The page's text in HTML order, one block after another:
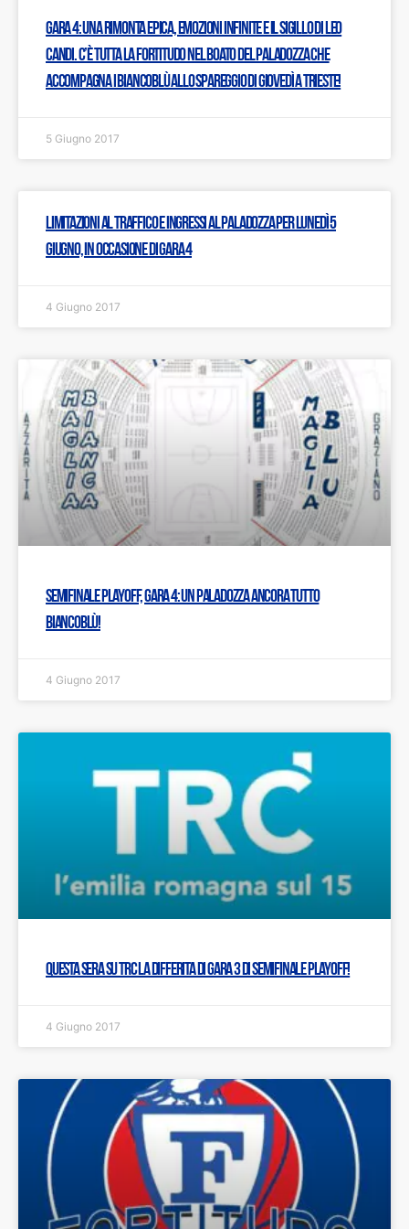
Gara 4: Una rimonta epica, emozioni infinite e il sigillo di Leo
Candi. C’è tutta la Fortitudo nel boato del PalaDozza che
accompagna i biancoblù allo spareggio di giovedì a Trieste!
5 Giugno 2017
Limitazioni al traffico e ingressi al PalaDozza per lunedì 5
giugno, in occasione di gara 4
4 Giugno 2017
Semifinale Playoff, gara 4: Un PalaDozza ancora tutto
biancoblù!
4 Giugno 2017
Questa sera su TRC la differita di gara 3 di semifinale Playoff!
4 Giugno 2017